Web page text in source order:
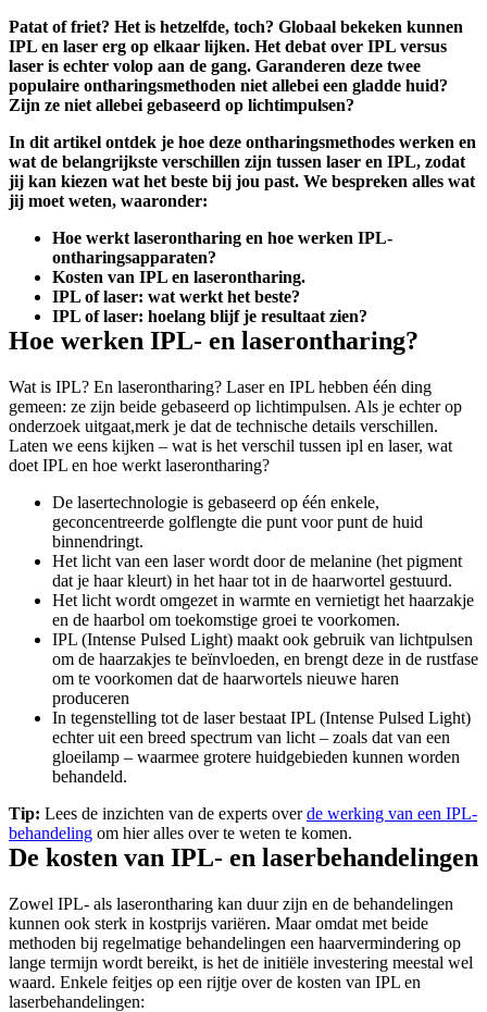
Patat of friet? Het is hetzelfde, toch? Globaal bekeken kunnen
IPL en laser erg op elkaar lijken. Het debat over IPL versus
laser is echter volop aan de gang. Garanderen deze twee
populaire ontharingsmethoden niet allebei een gladde huid?
Zijn ze niet allebei gebaseerd op lichtimpulsen?
In dit artikel ontdek je hoe deze ontharingsmethodes werken en
wat de belangrijkste verschillen zijn tussen laser en IPL, zodat
jij kan kiezen wat het beste bij jou past. We bespreken alles wat
jij moet weten, waaronder:
Hoe werkt laserontharing en hoe werken IPL-
ontharingsapparaten?
Kosten van IPL en laserontharing.
IPL of laser: wat werkt het beste?
IPL of laser: hoelang blijf je resultaat zien?
Hoe werken IPL- en laserontharing?
Wat is IPL? En laserontharing? Laser en IPL hebben één ding
gemeen: ze zijn beide gebaseerd op lichtimpulsen. Als je echter op
onderzoek uitgaat,merk je dat de technische details verschillen.
Laten we eens kijken – wat is het verschil tussen ipl en laser, wat
doet IPL en hoe werkt laserontharing?
De lasertechnologie is gebaseerd op één enkele,
geconcentreerde golflengte die punt voor punt de huid
binnendringt.
Het licht van een laser wordt door de melanine (het pigment
dat je haar kleurt) in het haar tot in de haarwortel gestuurd.
Het licht wordt omgezet in warmte en vernietigt het haarzakje
en de haarbol om toekomstige groei te voorkomen.
IPL (Intense Pulsed Light) maakt ook gebruik van lichtpulsen
om de haarzakjes te beïnvloeden, en brengt deze in de rustfase
om te voorkomen dat de haarwortels nieuwe haren
produceren
In tegenstelling tot de laser bestaat IPL (Intense Pulsed Light)
echter uit een breed spectrum van licht – zoals dat van een
gloeilamp – waarmee grotere huidgebieden kunnen worden
behandeld.
Tip: Lees de inzichten van de experts over de werking van een IPL-
behandeling om hier alles over te weten te komen.
De kosten van IPL- en laserbehandelingen
Zowel IPL- als laserontharing kan duur zijn en de behandelingen
kunnen ook sterk in kostprijs variëren. Maar omdat met beide
methoden bij regelmatige behandelingen een haarvermindering op
lange termijn wordt bereikt, is het de initiële investering meestal wel
waard. Enkele feitjes op een rijtje over de kosten van IPL en
laserbehandelingen: